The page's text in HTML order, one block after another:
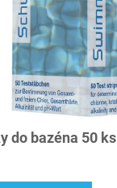
do bazéna 50 ks